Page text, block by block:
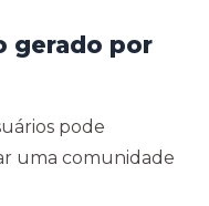
gerado por
pode
uma comunidade